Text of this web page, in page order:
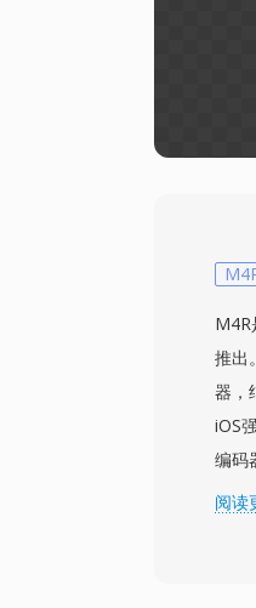
推出
器，
iOS
编码
扩展
阅读